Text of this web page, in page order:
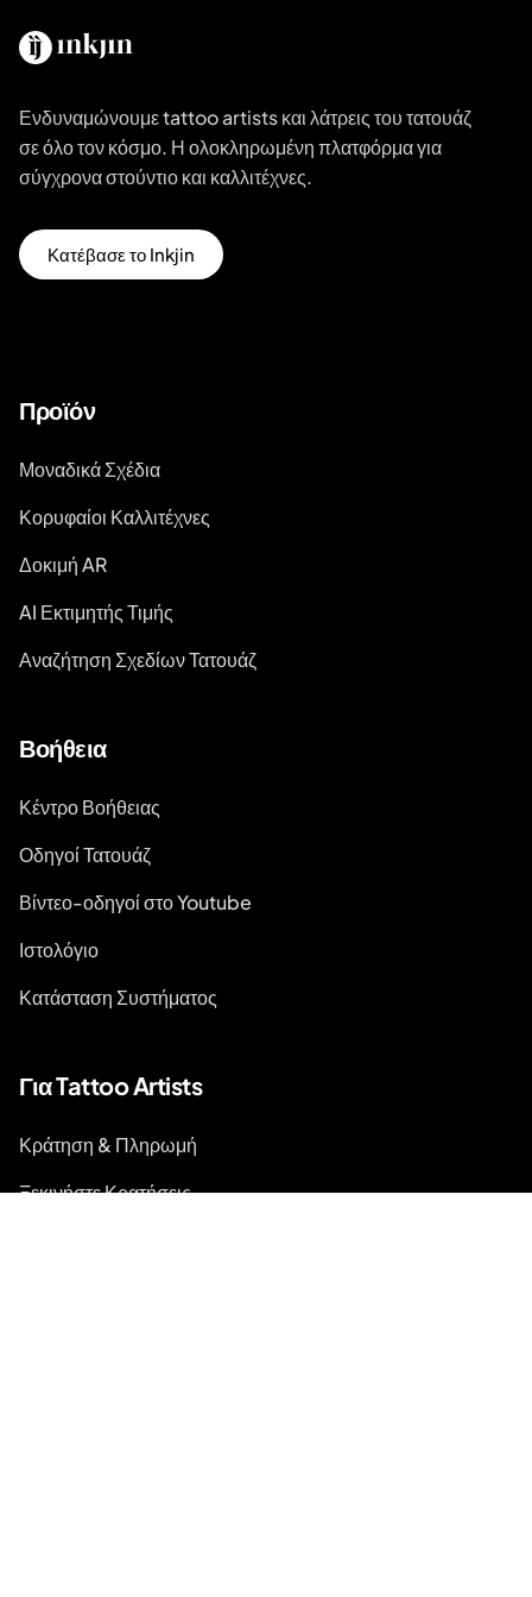
Ενδυναμώνουμε tattoo artists και λάτρεις του τατουάζ
σε όλο τον κόσμο. Η ολοκληρωμένη πλατφόρμα για
σύγχρονα στούντιο και καλλιτέχνες.
Κατέβασε το Inkjin
Προϊόν
Μοναδικά Σχέδια
Κορυφαίοι Καλλιτέχνες
Δοκιμή AR
AI Εκτιμητής Τιμής
Αναζήτηση Σχεδίων Τατουάζ
Βοήθεια
Κέντρο Βοήθειας
Οδηγοί Τατουάζ
Βίντεο-οδηγοί στο Youtube
Ιστολόγιο
Κατάσταση Συστήματος
Για Tattoo Artists
Κράτηση & Πληρωμή
Ξεκινήστε Κρατήσεις